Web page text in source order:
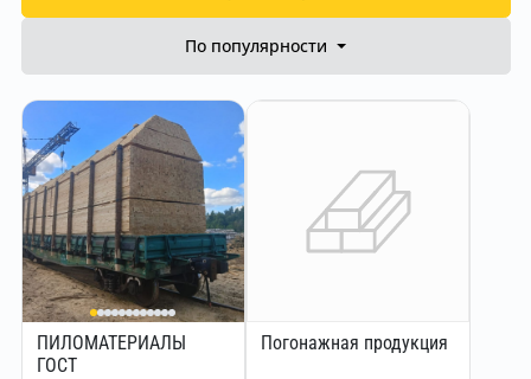
По популярности
ПИЛОМАТЕРИАЛЫ
ГОСТ
Погонажная продукция